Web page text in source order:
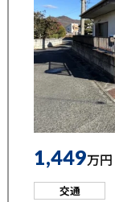
1,449万円
交通